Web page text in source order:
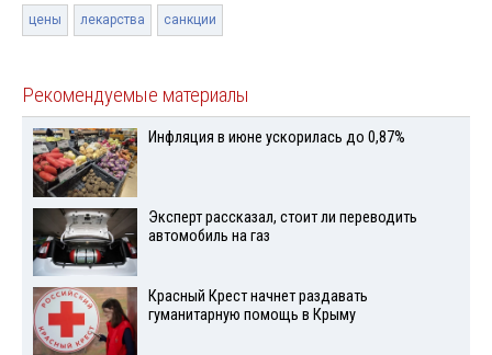
цены лекарства санкции
Рекомендуемые материалы
Инфляция в июне ускорилась до 0,87%
Эксперт рассказал, стоит ли переводить
автомобиль на газ
Красный Крест начнет раздавать
гуманитарную помощь в Крыму